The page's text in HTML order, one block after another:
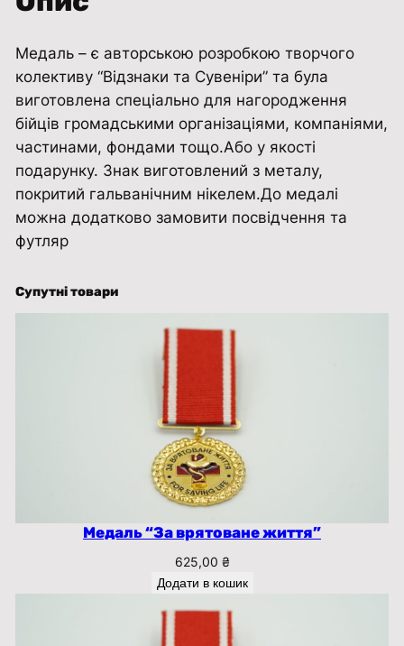
р
н
у
К
У
П
'
Я
Н
С
К
А
ь
Медаль – є авторською розробкою творчого
колективу “Відзнаки та Сувенiри” та була
виготовлена ​​спеціально для нагородження
бійців громадськими організаціями, компаніями,
частинами, фондами тощо.Або у якості
подарунку. Знак виготовлений з металу,
покритий гальванічним нікелем.До медалі
можна додатково замовити посвідчення та
футляр
Супутні товари
Медаль “За врятоване життя”
625,00 ₴
Додати в кошик